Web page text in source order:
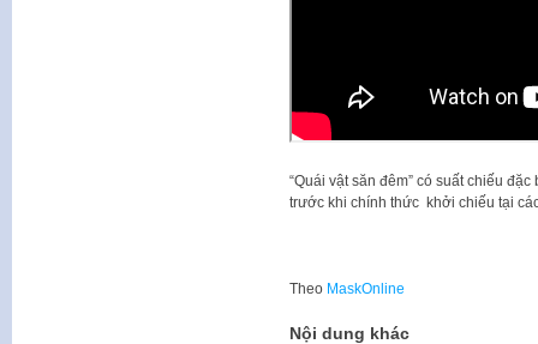
“Quái vật săn đêm” có suất chiếu
trước khi chính thức khởi chiếu tại
Theo MaskOnline
Nội dung khác